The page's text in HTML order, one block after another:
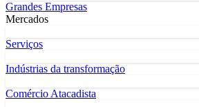
Grandes Empresas
Mercados
Serviços
Indústrias da transformação
Comércio Atacadista